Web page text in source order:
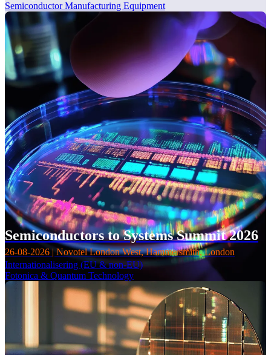
Semiconductor Manufacturing Equipment
Semiconductors to Systems Summit 2026
26-08-2026 | Novotel London West, Hammersmith, London
Internationalisering (EU & non-EU)
Fotonica & Quantum Technology